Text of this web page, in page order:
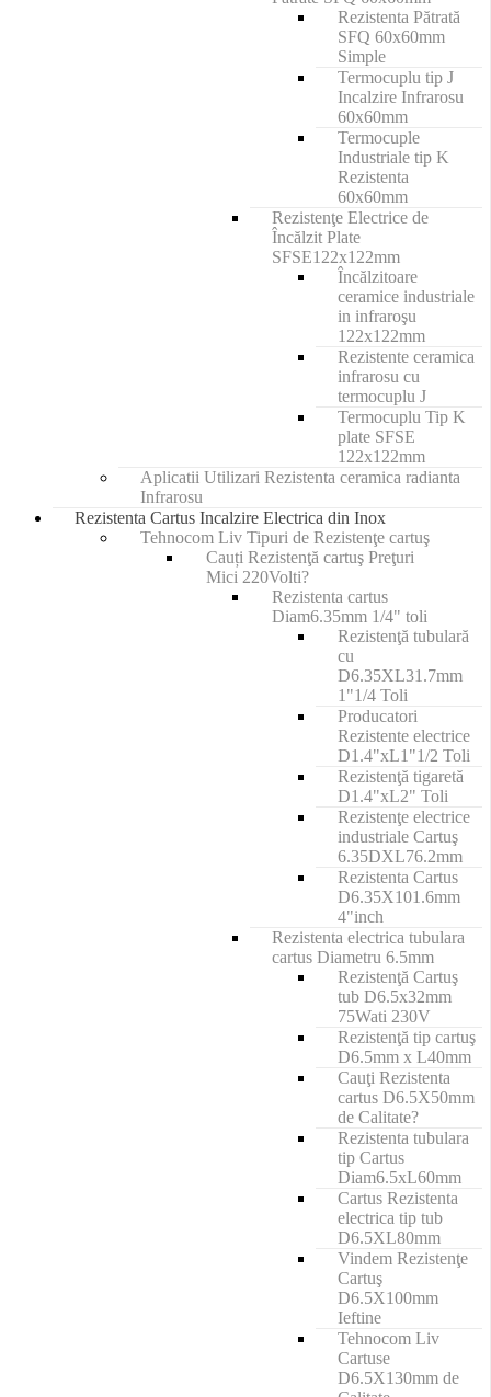
Rezistenta Pătrată
SFQ 60x60mm
Simple
Termocuplu tip J
Incalzire Infrarosu
60x60mm
Termocuple
Industriale tip K
Rezistenta
60x60mm
Rezistenţe Electrice de
Încălzit Plate
SFSE122x122mm
Încălzitoare
ceramice industriale
in infraroşu
122x122mm
Rezistente ceramica
infrarosu cu
termocuplu J
Termocuplu Tip K
plate SFSE
122x122mm
Aplicatii Utilizari Rezistenta ceramica radianta
Infrarosu
Rezistenta Cartus Incalzire Electrica din Inox
Tehnocom Liv Tipuri de Rezistenţe cartuş
Cauți Rezistenţă cartuş Preţuri
Mici 220Volti?
Rezistenta cartus
Diam6.35mm 1/4" toli
Rezistenţă tubulară
cu
D6.35XL31.7mm
1"1/4 Toli
Producatori
Rezistente electrice
D1.4"xL1"1/2 Toli
Rezistenţă tigaretă
D1.4"xL2" Toli
Rezistenţe electrice
industriale Cartuş
6.35DXL76.2mm
Rezistenta Cartus
D6.35X101.6mm
4"inch
Rezistenta electrica tubulara
cartus Diametru 6.5mm
Rezistenţă Cartuş
tub D6.5x32mm
75Wati 230V
Rezistenţă tip cartuş
D6.5mm x L40mm
Cauţi Rezistenta
cartus D6.5X50mm
de Calitate?
Rezistenta tubulara
tip Cartus
Diam6.5xL60mm
Cartus Rezistenta
electrica tip tub
D6.5XL80mm
Vindem Rezistenţe
Cartuş
D6.5X100mm
Ieftine
Tehnocom Liv
Cartuse
D6.5X130mm de